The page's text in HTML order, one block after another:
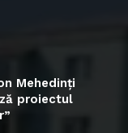
Mehedinți
proiectul